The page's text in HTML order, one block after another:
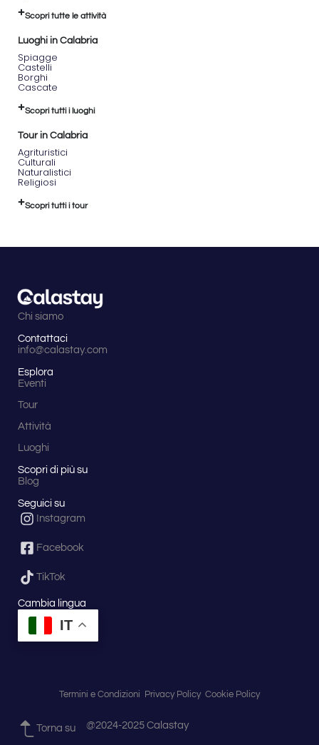
Scopri tutte le attività
Luoghi in Calabria
Spiagge
Castelli
Borghi
Cascate
Scopri tutti i luoghi
Tour in Calabria
Agrituristici
Culturali
Naturalistici
Religiosi
Scopri tutti i tour
Chi siamo
Contattaci
info@calastay.com
Esplora
Eventi
Tour
Attività
Luoghi
Scopri di più su
Blog
Seguici su
Instagram
Facebook
TikTok
Cambia lingua
IT
Termini e Condizioni Privacy Policy Cookie Policy
Torna su @2024-2025 Calastay